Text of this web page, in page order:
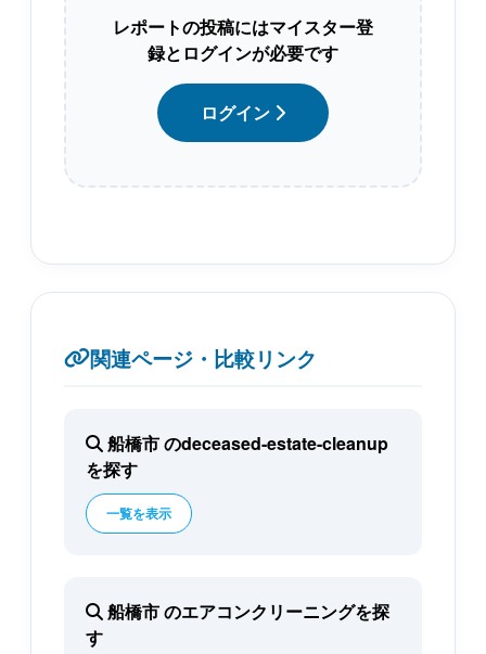
レポートの投稿にはマイスター登
録とログインが必要です
ログイン
関連ページ・比較リンク
船橋市 のdeceased-estate-cleanup
を探す
一覧を表示
船橋市 のエアコンクリーニングを探
す